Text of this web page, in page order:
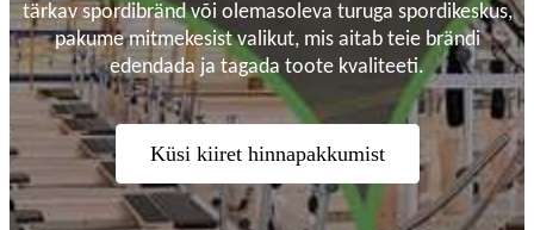
tärkav spordibränd või olemasoleva turuga spordikeskus,
pakume mitmekesist valikut, mis aitab teie brändi
edendada ja tagada toote kvaliteeti.
Küsi kiiret hinnapakkumist